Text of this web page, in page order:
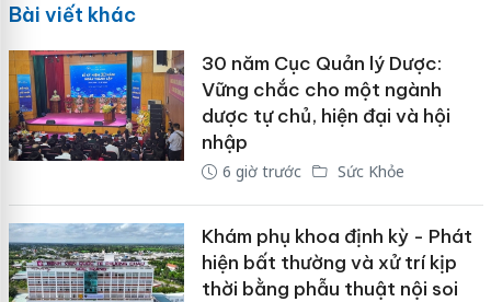
Bài viết khác
30 năm Cục Quản lý Dược:
Vững chắc cho một ngành
dược tự chủ, hiện đại và hội
nhập
6 giờ trước Sức Khỏe
Khám phụ khoa định kỳ - Phát
hiện bất thường và xử trí kịp
thời bằng phẫu thuật nội soi